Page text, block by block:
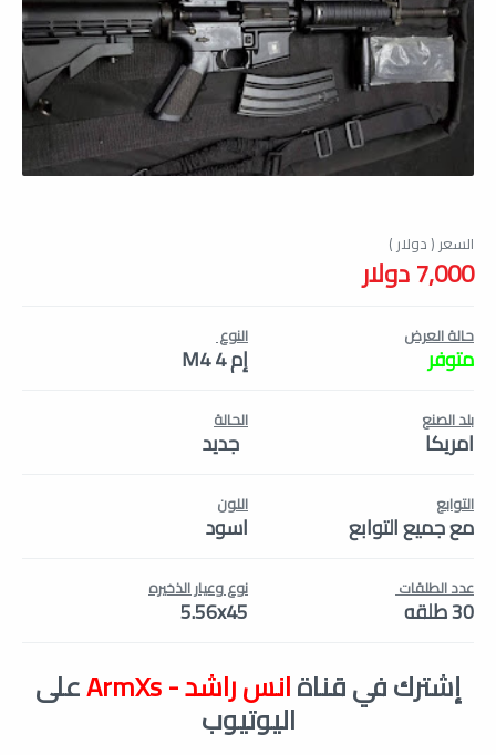
7,000 دولار
حالة العرض
متوفر
النوع
إم 4 M4
بلد الصنع
امريكا
الحالة
جديد
التوابع
مع جميع التوابع
اللون
اسود
عدد الطلقات
30 طلقه
نوع وعيار الذخيره
5.56x45
إشترك في قناةانس راشد - ArmXs على
اليوتيوب